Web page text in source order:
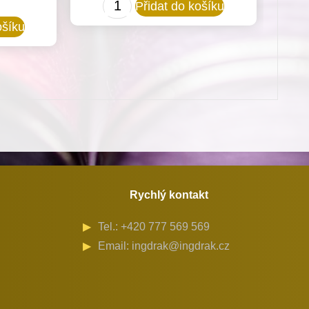
0467
150094
Přidat do košíku
Rychlý kontakt
Tel.: +420 777 569 569
Email: ingdrak@ingdrak.cz